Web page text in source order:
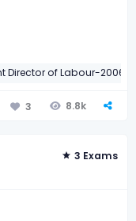
Director of Labour-2006
3 8.8k
3 Exams